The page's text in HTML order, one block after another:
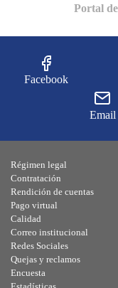
Portal
Facebook
Email
Régimen legal
Contratación
Rendición de cuentas
Pago virtual
Calidad
Correo institucional
Redes Sociales
Quejas y reclamos
Encuesta